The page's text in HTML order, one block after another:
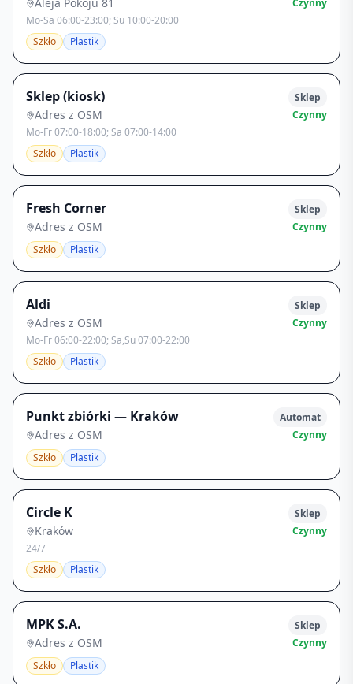
Mo-Sa 06:00-23:00; Su 10:00-20:00
Szkło
Plastik
Czynny
Sklep (kiosk)
Adres z OSM
Mo-Fr 07:00-18:00; Sa 07:00-14:00
Szkło
Plastik
Sklep
Czynny
Fresh Corner
Adres z OSM
Szkło Plastik
Sklep
Czynny
Aldi
Adres z OSM
Mo-Fr 06:00-22:00; Sa,Su 07:00-22:00
Szkło
Plastik
Sklep
Czynny
Punkt zbiórki — Kraków
Adres z OSM
Szkło Plastik
Automat
Czynny
Circle K
Kraków
24/7
Szkło
Plastik
Sklep
Czynny
MPK S.A.
Adres z OSM
Szkło Plastik
Sklep
Czynny